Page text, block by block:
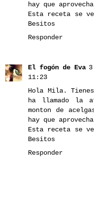
hay que
Esta receta se
Besitos
Responder
El fogón de Eva
11:23
Hola Mila.
ha llamado la
monton de
hay que
Esta receta se
Besitos
Responder